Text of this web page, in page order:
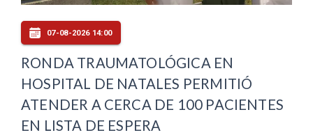
07-08-2026 14:00
RONDA TRAUMATOLÓGICA EN
HOSPITAL DE NATALES PERMITIÓ
ATENDER A CERCA DE 100 PACIENTES
EN LISTA DE ESPERA